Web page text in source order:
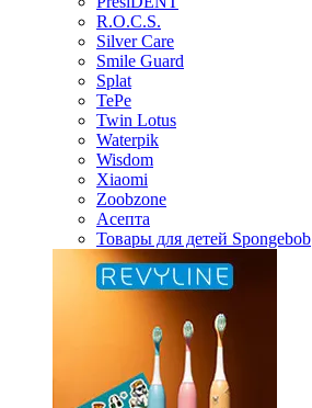
R.O.C.S.
Silver Care
Smile Guard
Splat
TePe
Twin Lotus
Waterpik
Wisdom
Xiaomi
Zoobzone
Асепта
Товары для детей Spongebob